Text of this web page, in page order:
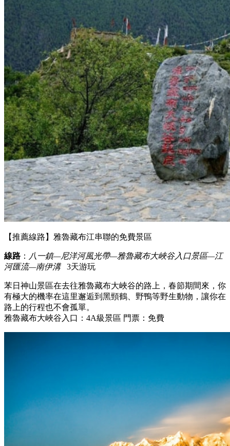
【推薦線路】雅魯藏布江串聯的免費景區
線路 ： 八一鎮—尼洋河風光帶—雅魯藏布大峽谷入口景區—江
河匯流—南伊溝3天游玩
苯日神山景區在去往雅魯藏布大峽谷的路上，春節期間來，你
有極大的機率在這里邂逅到黑頸鶴、野鴨等野生動物，讓你在
路上的行程也不會孤單。
雅魯藏布大峽谷入口：4A級景區 門票：免費